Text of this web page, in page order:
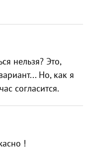
нельзя? Это,
Но, как я
согласится.
!